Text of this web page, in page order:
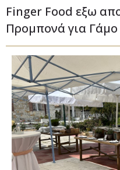
Finger Food εξω
Προμπονά για